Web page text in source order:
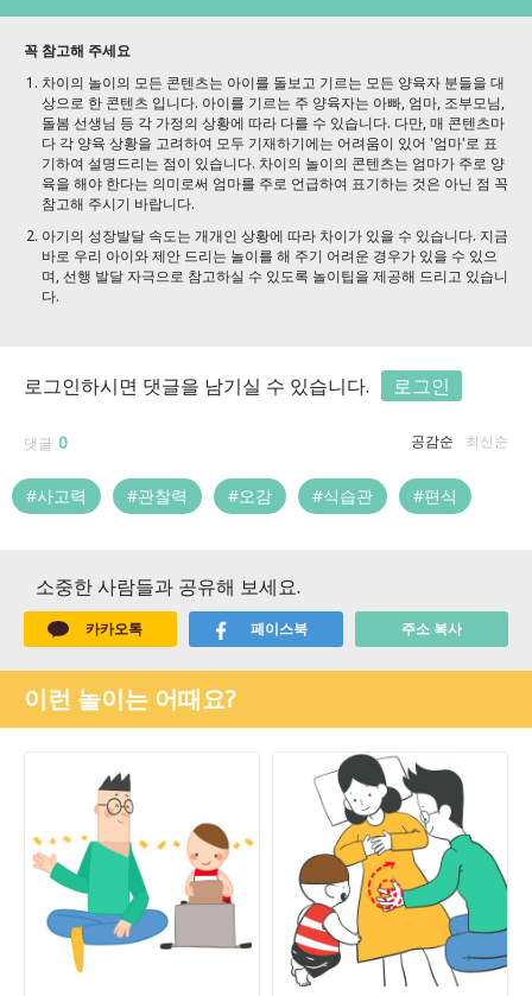
꼭 참고해 주세요
차이의 놀이의 모든 콘텐츠는 아이를 돌보고 기르는 모든 양육자 분들을 대
상으로 한 콘텐츠 입니다. 아이를 기르는 주 양육자는 아빠, 엄마, 조부모님,
돌봄 선생님 등 각 가정의 상황에 따라 다를 수 있습니다. 다만, 매 콘텐츠마
다 각 양육 상황을 고려하여 모두 기재하기에는 어려움이 있어 '엄마'로 표
기하여 설명드리는 점이 있습니다. 차이의 놀이의 콘텐츠는 엄마가 주로 양
육을 해야 한다는 의미로써 엄마를 주로 언급하여 표기하는 것은 아닌 점 꼭
참고해 주시기 바랍니다.
아기의 성장발달 속도는 개개인 상황에 따라 차이가 있을 수 있습니다. 지금
바로 우리 아이와 제안 드리는 놀이를 해 주기 어려운 경우가 있을 수 있으
며, 선행 발달 자극으로 참고하실 수 있도록 놀이팁을 제공해 드리고 있습니
다.
로그인하시면 댓글을 남기실 수 있습니다. 로그인
댓글 0 공감순 최신순
#사고력 #관찰력 #오감 #식습관 #편식
소중한 사람들과 공유해 보세요.
카카오톡 페이스북 주소 복사
이런 놀이는 어때요?